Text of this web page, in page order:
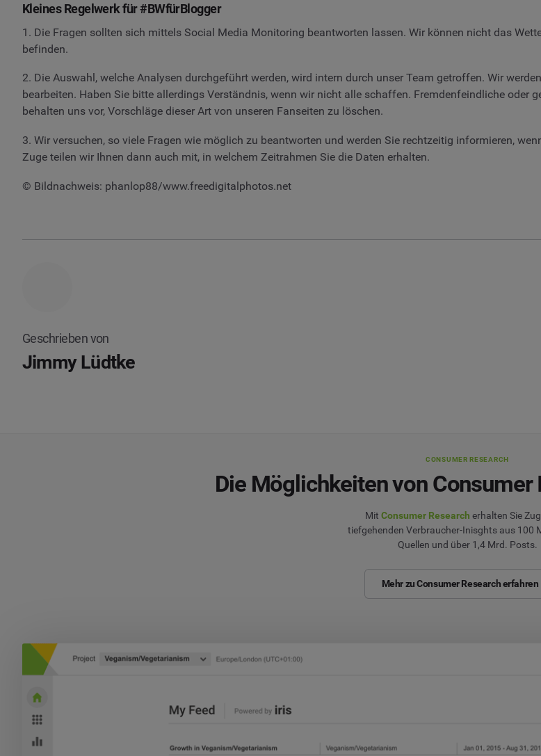
Kleines Regelwerk für #BWfürBlogger
1. Die Fragen sollten sich mittels Social Media Monitoring beantworten lassen. Wir können nicht das
befinden.
2. Die Auswahl, welche Analysen durchgeführt werden, wird intern durch unser Team getroffen. Wir
bearbeiten. Haben Sie bitte allerdings Verständnis, wenn wir nicht alle schaffen. Fremdenfeindliche oder
behalten uns vor, Vorschläge dieser Art von unseren Fanseiten zu löschen.
3. Wir versuchen, so viele Fragen wie möglich zu beantworten und werden Sie rechtzeitig informieren,
Zuge teilen wir Ihnen dann auch mit, in welchem Zeitrahmen Sie die Daten erhalten.
© Bildnachweis: phanlop88/www.freedigitalphotos.net
Geschrieben von
Jimmy Lüdtke
CONSUMER RESEARCH
Die Möglichkeiten von
Mit Consumer Research erhalten Sie
tiefgehenden Verbraucher-Inisghts aus 100
Quellen und über 1,4 Mrd. Posts.
Mehr zu Consumer Research erfahren